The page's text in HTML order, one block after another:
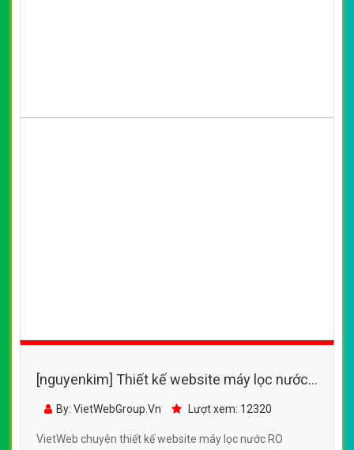
[nguyenkim] Thiết kế website máy lọc nước
RO Kangaroo Việt Nam
By: VietWebGroup.Vn Lượt xem: 12320
VietWeb chuyên thiết kế website máy lọc nước RO